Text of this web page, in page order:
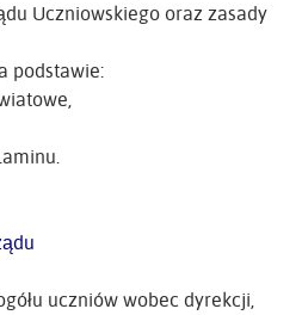
Uczniowskiego oraz zasady
podstawie:
uczniów wobec dyrekcji,